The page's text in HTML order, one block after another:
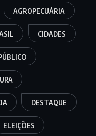
AGROPECUÁRIA
CIDADES
DESTAQUE
ELEIÇÕES